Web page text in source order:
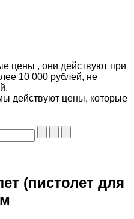
цены , они действуют при
10 000 рублей, не
действуют цены, которые
(пистолет для